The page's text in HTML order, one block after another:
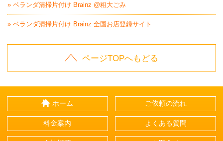
» ベランダ清掃片付け Brainz @粗大ごみ
» ベランダ清掃片付け Brainz 全国お店登録サイト
ページTOPへもどる
ホーム ご依頼の流れ
料金案内 よくある質問